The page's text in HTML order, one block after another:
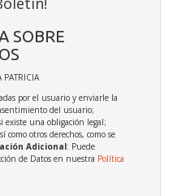
SOBRE
por el usuario y enviarle la
del usuario;
existe una obligación legal;
como otros derechos, como se
Adicional: Puede
de Datos en nuestra Política